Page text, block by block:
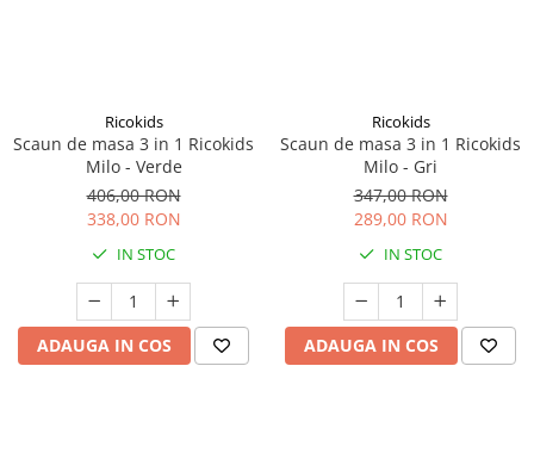
Ricokids
Scaun de masa 3 in 1 Ricokids
Milo - Verde
406,00 RON
338,00 RON
IN STOC
ADAUGA IN COS
Ricokids
Scaun de masa 3 in 1 Ricokids
Milo - Gri
347,00 RON
289,00 RON
IN STOC
ADAUGA IN COS